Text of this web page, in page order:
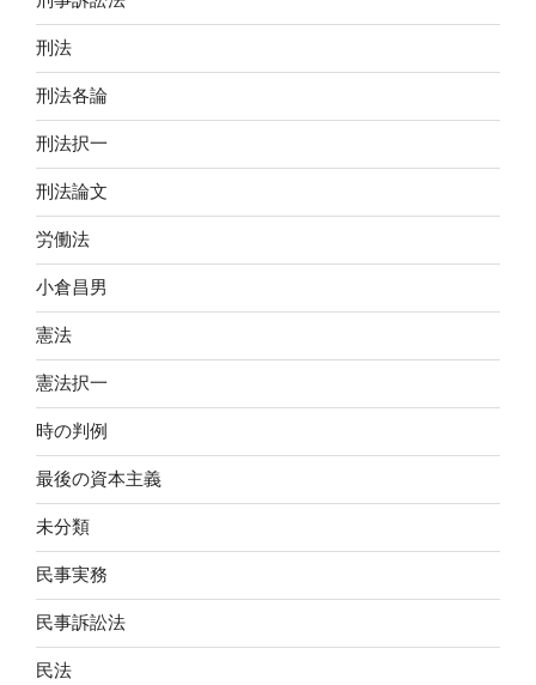
刑法
刑法各論
刑法択一
刑法論文
労働法
小倉昌男
憲法
憲法択一
時の判例
最後の資本主義
未分類
民事実務
民事訴訟法
民法